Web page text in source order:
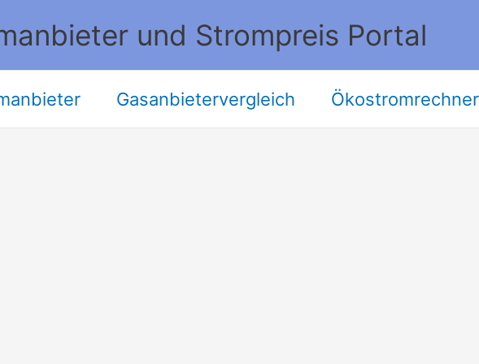
und Strompreis Portal
Gasanbietervergleich Ökostromrechner